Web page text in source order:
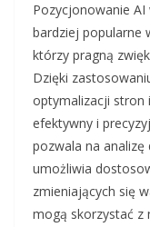
Pozycjonowanie AI
bardziej popularne
którzy pragną
Dzięki
optymalizacji stron
efektywny i
pozwala na analizę
umożliwia
zmieniających się
mogą skorzystać z